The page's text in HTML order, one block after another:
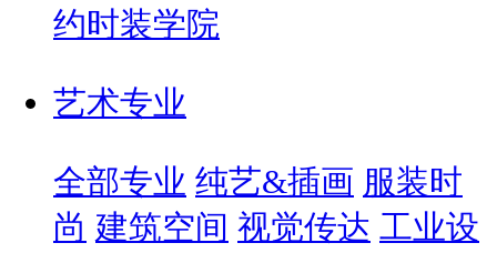
约时装学院
艺术专业
全部专业 纯艺&插画 服装时
尚 建筑空间 视觉传达 工业设